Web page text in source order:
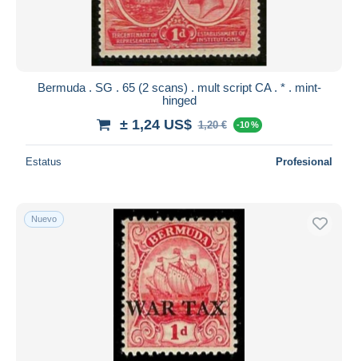
Bermuda . SG . 65 (2 scans) . mult script CA . * . mint-
hinged
± 1,24 US$ 1,20 € -10 %
Estatus Profesional
Nuevo